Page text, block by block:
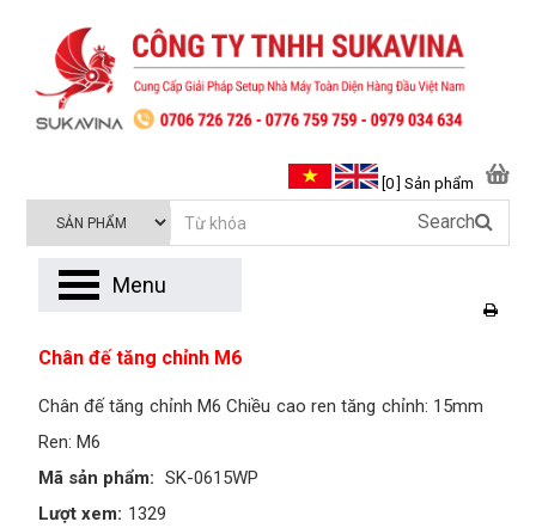
Chân đế tăng chỉnh M6
Chân đế tăng chỉnh M6 Chiều cao ren tăng chỉnh: 15mm
Ren: M6
Mã sản phẩm: SK-0615WP
Lượt xem: 1329
[0 ] Sản phẩm
Search
Menu